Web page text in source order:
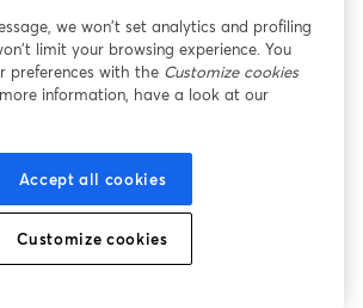
complète de la formation et son
de validation des acquis nécessaires à
hypnotiques que vous apprendrez à
vos clients
pour que la pratique de l'hypnose soit
et centrée sur l'humain
d'intervention (ma spécialité) qui
we won’t set analytics and profiling
limit your browsing experience. You
preferences with the Customize cookies
information, have a look at our
Accept all cookies
Customize cookies